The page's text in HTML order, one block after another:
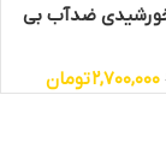
ضدآب بی
2,700,000تومان